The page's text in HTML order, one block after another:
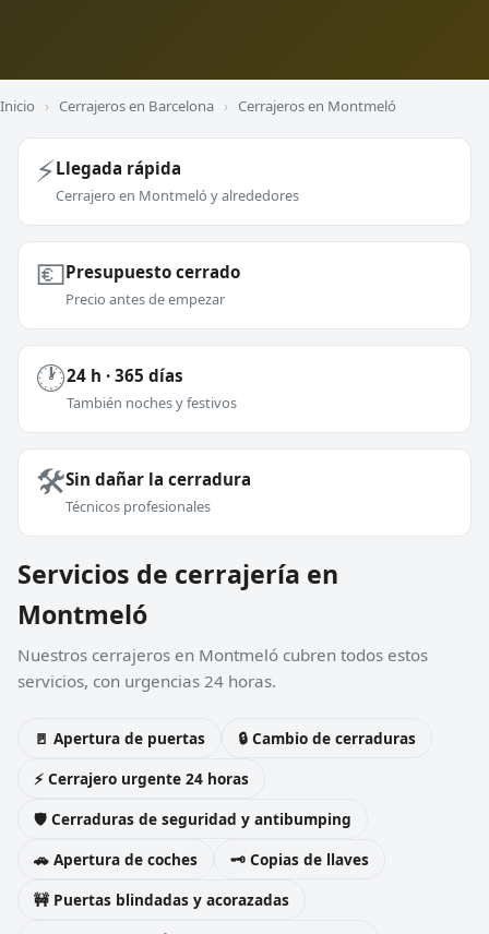
Inicio › Cerrajeros en Barcelona › Cerrajeros en Montmeló
⚡Llegada rápida
Cerrajero en Montmeló y alrededores
💶Presupuesto cerrado
Precio antes de empezar
🕐24 h · 365 días
También noches y festivos
🛠️Sin dañar la cerradura
Técnicos profesionales
Servicios de cerrajería en
Montmeló
Nuestros cerrajeros en Montmeló cubren todos estos
servicios, con urgencias 24 horas.
🚪 Apertura de puertas
🔒 Cambio de cerraduras
⚡ Cerrajero urgente 24 horas
🛡️ Cerraduras de seguridad y antibumping
🚗 Apertura de coches
🗝️ Copias de llaves
🚧 Puertas blindadas y acorazadas